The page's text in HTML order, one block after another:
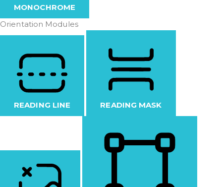
MONOCHROME
Orientation Modules
READING LINE READING MASK